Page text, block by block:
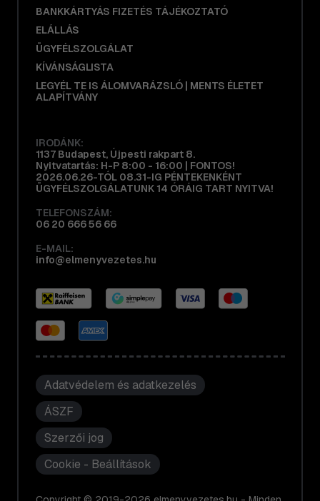
BANKKÁRTYÁS FIZETÉS TÁJÉKOZTATÓ
ELÁLLÁS
ÜGYFÉLSZOLGÁLAT
KÍVÁNSÁGLISTA
LEGYÉL TE IS ÁLOMVARÁZSLÓ | MENTS ÉLETET
ALAPÍTVÁNY
IRODÁNK:
1137 Budapest, Újpesti rakpart 8.
Nyitvatartás: H-P 8:00 - 16:00 | FONTOS!
2026.06.26-TÓL 08.31-IG PÉNTEKENKÉNT
ÜGYFÉLSZOLGÁLATUNK 14 ÓRÁIG TART NYITVA!
TELEFONSZÁM:
06 20 666 56 66
E-MAIL:
info@elmenyvezetes.hu
Adatvédelem és adatkezelés
ÁSZF
Szerzői jog
Cookie - Beállítások